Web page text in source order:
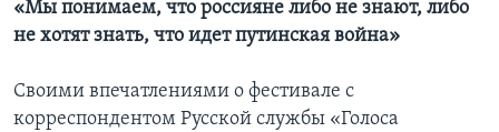
«Мы понимаем, что россияне либо не знают, либо
не хотят знать, что идет путинская война»
Своими впечатлениями о фестивале с
корреспондентом Русской службы «Голоса